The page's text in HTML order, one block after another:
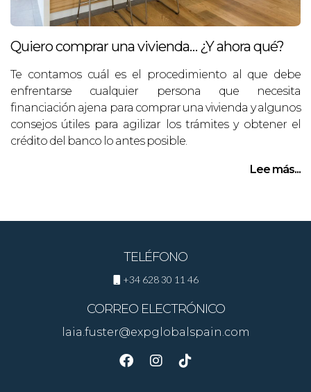
Quiero comprar una vivienda… ¿Y ahora qué?
Te contamos cuál es el procedimiento al que debe
enfrentarse cualquier persona que necesita
financiación ajena para comprar una vivienda y algunos
consejos útiles para agilizar los trámites y obtener el
crédito del banco lo antes posible.
Lee más...
TELÉFONO
+34 628 30 11 46
CORREO ELECTRÓNICO
laia.fuster@expglobalspain.com